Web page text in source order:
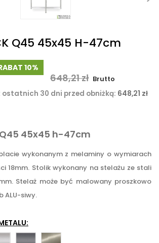
Q45 45x45 H-47cm
10%
648,21 zł Brutto
ostatnich 30 dni przed obniżką: 648,21 zł
45x45 h-47cm
wykonanym z melaminy o wymiarach
18mm. Stolik wykonany na stelażu ze stali
Stelaż może być malowany proszkowo
ALU-siwy.
RAL7016Stal